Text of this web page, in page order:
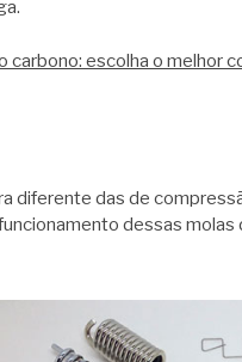
carbono: escolha o melhor
diferente das de
dessas